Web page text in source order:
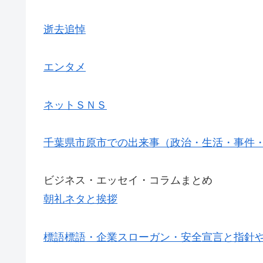
逝去追悼
エンタメ
ネットＳＮＳ
千葉県市原市での出来事（政治・生活・事件・
ビジネス・エッセイ・コラムまとめ
朝礼ネタと挨拶
標語標語・企業スローガン・安全宣言と指針